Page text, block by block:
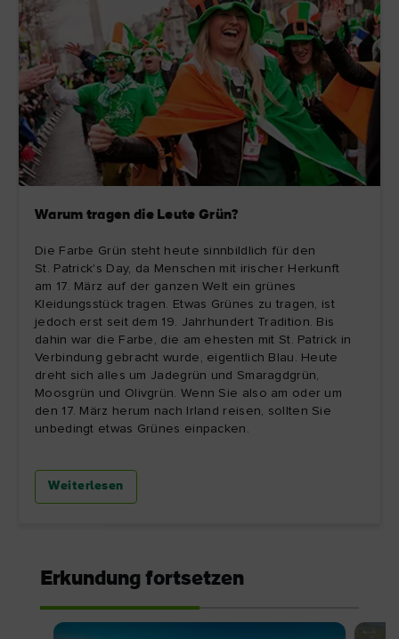
Warum tragen die Leute Grün?
Die Farbe Grün steht heute sinnbildlich für den
St. Patrick's Day, da Menschen mit irischer Herkunft
am 17. März auf der ganzen Welt ein grünes
Kleidungsstück tragen. Etwas Grünes zu tragen, ist
jedoch erst seit dem 19. Jahrhundert Tradition. Bis
dahin war die Farbe, die am ehesten mit St. Patrick in
Verbindung gebracht wurde, eigentlich Blau. Heute
dreht sich alles um Jadegrün und Smaragdgrün,
Moosgrün und Olivgrün. Wenn Sie also am oder um
den 17. März herum nach Irland reisen, sollten Sie
unbedingt etwas Grünes einpacken.
Weiterlesen
Erkundung fortsetzen